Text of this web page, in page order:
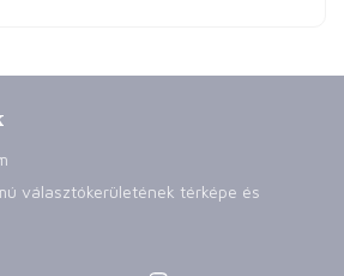
választókerületének térképe és